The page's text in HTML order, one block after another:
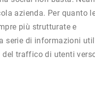
azienda. Per quanto
più strutturate e
serie di informazioni
del traffico di utenti